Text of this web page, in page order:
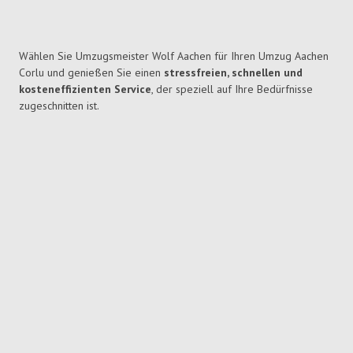
Wählen Sie Umzugsmeister Wolf Aachen für Ihren Umzug Aachen
Corlu und genießen Sie einen stressfreien, schnellen und
kosteneffizienten Service, der speziell auf Ihre Bedürfnisse
zugeschnitten ist.